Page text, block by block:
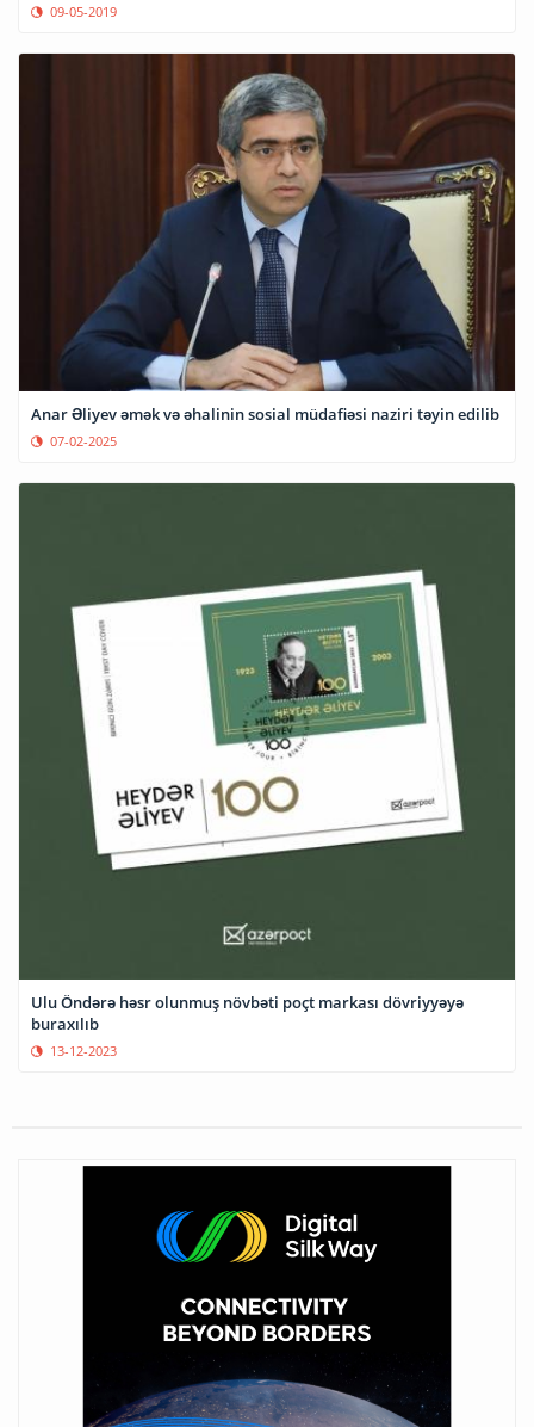
09-05-2019
Anar Əliyev əmək və əhalinin sosial müdafiəsi naziri təyin edilib
07-02-2025
Ulu Öndərə həsr olunmuş növbəti poçt markası dövriyyəyə
buraxılıb
13-12-2023